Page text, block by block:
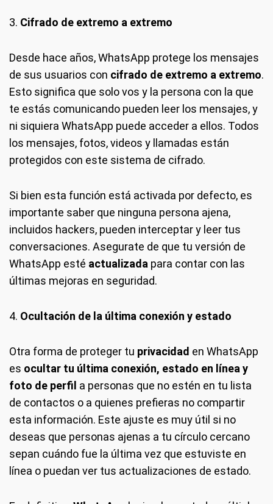
3. Cifrado de extremo a extremo
Desde hace años, WhatsApp protege los mensajes
de sus usuarios con cifrado de extremo a extremo.
Esto significa que solo vos y la persona con la que
te estás comunicando pueden leer los mensajes, y
ni siquiera WhatsApp puede acceder a ellos. Todos
los mensajes, fotos, videos y llamadas están
protegidos con este sistema de cifrado.
Si bien esta función está activada por defecto, es
importante saber que ninguna persona ajena,
incluidos hackers, pueden interceptar y leer tus
conversaciones. Asegurate de que tu versión de
WhatsApp esté actualizada para contar con las
últimas mejoras en seguridad.
4. Ocultación de la última conexión y estado
Otra forma de proteger tu privacidad en WhatsApp
es ocultar tu última conexión, estado en línea y
foto de perfil a personas que no estén en tu lista
de contactos o a quienes prefieras no compartir
esta información. Este ajuste es muy útil si no
deseas que personas ajenas a tu círculo cercano
sepan cuándo fue la última vez que estuviste en
línea o puedan ver tus actualizaciones de estado.